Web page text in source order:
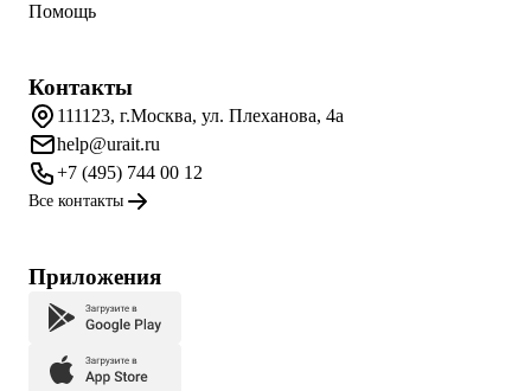
Помощь
Контакты
111123, г.Москва, ул. Плеханова, 4а
help@urait.ru
+7 (495) 744 00 12
Все контакты
Приложения